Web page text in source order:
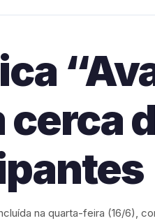
na quarta-feira (16/6),